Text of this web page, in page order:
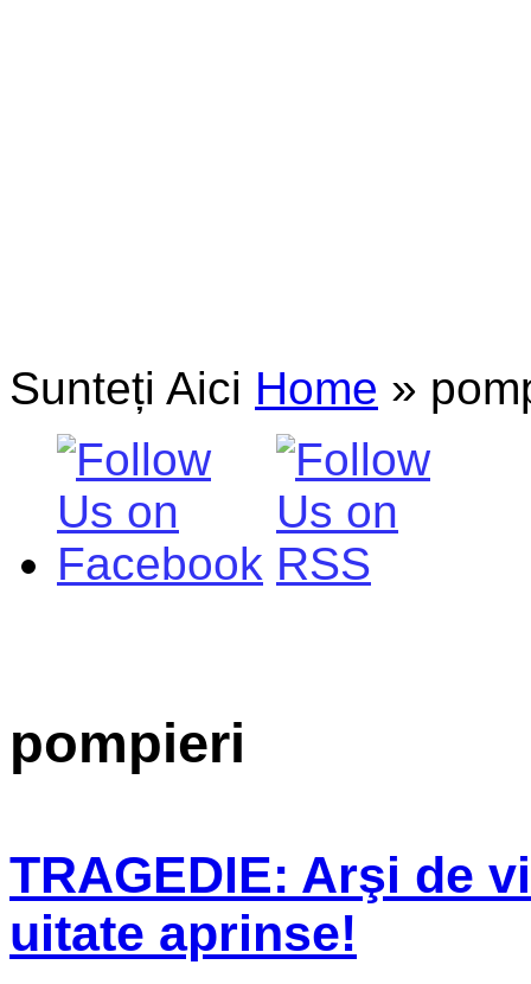
Sunteți Aici Home »
pompieri
TRAGEDIE: Arşi de
uitate aprinse!